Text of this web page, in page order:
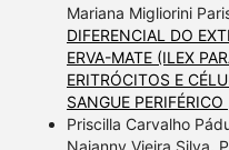
Mariana Migliorini
DIFERENCIAL DO
ERVA-MATE (ILEX
ERITRÓCITOS E
SANGUE PERIFÉRICO
Priscilla Carvalho